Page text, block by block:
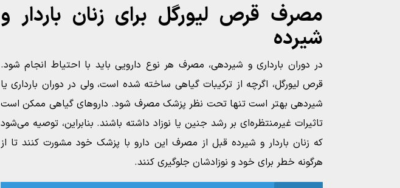
مصرف قرص لیورگل برای زنان باردار و
شیرده
در دوران بارداری و شیردهی، مصرف هر نوع دارویی باید با احتیاط انجام شود.
قرص لیورگل، اگرچه از ترکیبات گیاهی ساخته شده است، ولی در دوران بارداری یا
شیردهی بهتر است تنها تحت نظر پزشک مصرف شود. داروهای گیاهی ممکن است
تاثیرات غیرمنتظره‌ای بر رشد جنین یا نوزاد داشته باشند. بنابراین، توصیه می‌شود
که زنان باردار و شیرده قبل از مصرف این دارو با پزشک خود مشورت کنند تا از
هرگونه خطر برای خود و نوزادشان جلوگیری کنند.